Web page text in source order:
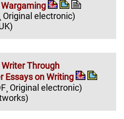
Original electronic)
Through
Essays on Writing
Original electronic)